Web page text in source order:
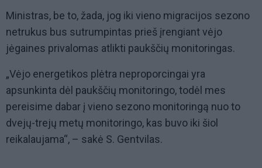
Ministras, be to, žada, jog iki vieno migracijos sezono
netrukus bus sutrumpintas prieš įrengiant vėjo
jėgaines privalomas atlikti paukščių monitoringas.
„Vėjo energetikos plėtra neproporcingai yra
apsunkinta dėl paukščių monitoringo, todėl mes
pereisime dabar į vieno sezono monitoringą nuo to
dvejų-trejų metų monitoringo, kas buvo iki šiol
reikalaujama“, – sakė S. Gentvilas.